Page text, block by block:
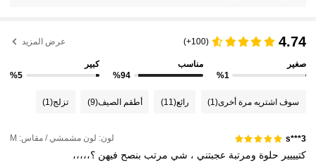
4.74
(100+) عرض المزيد
صغير
%1
مناسب
%94
كبير
%5
سوف اشتريه مرة أخرى(1) رائع(11) أطقم الصيف(9) تزلج(1)
s***3 لون: لون مشمشي / مقاس: M
كتيييير حلوة ومرتبة عجبتني ، شي مرتب بنصح فيهن؟،،،،،